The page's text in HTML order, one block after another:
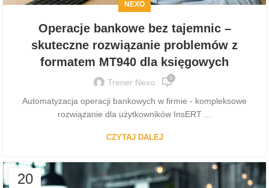
NEXO
Operacje bankowe bez tajemnic –
skuteczne rozwiązanie problemów z
formatem MT940 dla księgowych
Trener Nexo 0
Automatyzacja operacji bankowych w firmie - kompleksowe
rozwiązanie dla użytkowników InsERT ...
CZYTAJ DALEJ
20